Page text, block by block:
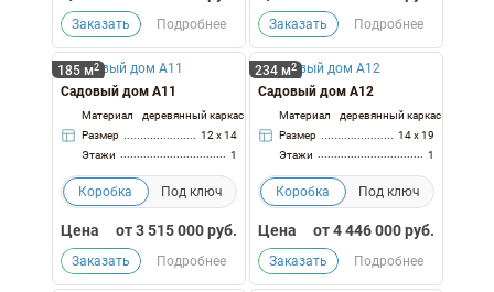
Заказать Подробнее Заказать Подробнее
185 м2
Садовый дом А11
Материал
деревянный каркас
Размер
12 x 14
Этажи
1
Коробка Под ключ
Цена от3 515 000руб.
Заказать Подробнее
234 м2
Садовый дом А12
Материал
деревянный каркас
Размер
14 x 19
Этажи
1
Коробка Под ключ
Цена от4 446 000руб.
Заказать Подробнее